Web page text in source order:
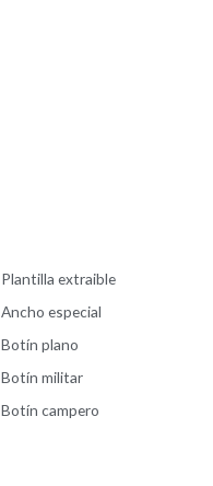
Plantilla extraible
Ancho especial
Botín plano
Botín militar
Botín campero